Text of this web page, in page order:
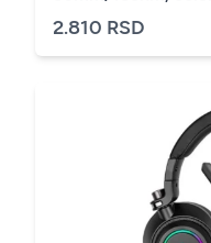
2.810 RSD